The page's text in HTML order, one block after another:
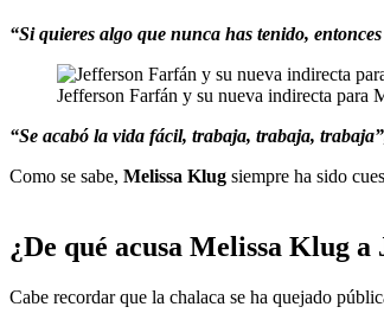
“Si quieres algo que nunca has tenido,
Jefferson Farfán y su nueva indirecta
“Se acabó la vida fácil, trabaja, trabaja,
Como se sabe, Melissa Klug siempre ha sido
¿De qué acusa Melissa Klug
Cabe recordar que la chalaca se ha quejado